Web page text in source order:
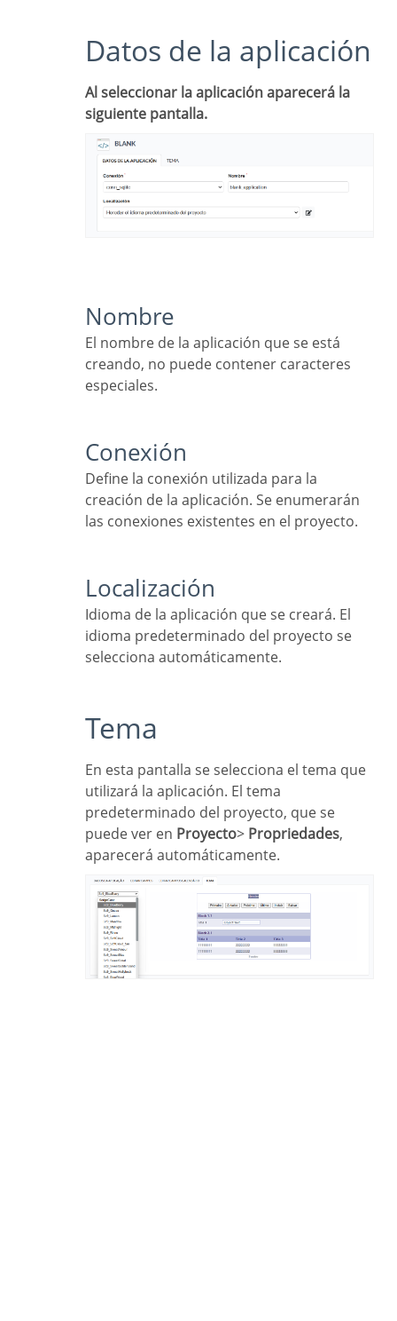
Datos de la aplicación
Al seleccionar la aplicación aparecerá la
siguiente pantalla.
Nombre
El nombre de la aplicación que se está
creando, no puede contener caracteres
especiales.
Conexión
Define la conexión utilizada para la
creación de la aplicación. Se enumerarán
las conexiones existentes en el proyecto.
Localización
Idioma de la aplicación que se creará. El
idioma predeterminado del proyecto se
selecciona automáticamente.
Tema
En esta pantalla se selecciona el tema que
utilizará la aplicación. El tema
predeterminado del proyecto, que se
puede ver en Proyecto> Propriedades,
aparecerá automáticamente.